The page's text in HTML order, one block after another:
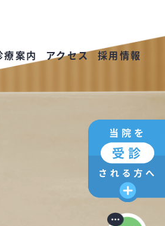
療案内 アクセス 採用情報